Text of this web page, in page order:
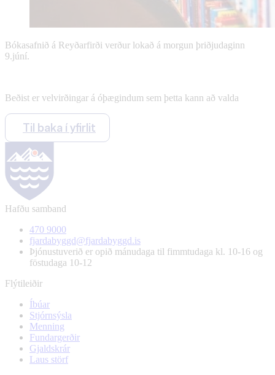
Bókasafnið á Reyðarfirði verður lokað á morgun þriðjudaginn
9.júní.
Beðist er velvirðingar á óþægindum sem þetta kann að valda
Til baka í yfirlit
Hafðu samband
470 9000
fjardabyggd@fjardabyggd.is
Þjónustuverið er opið mánudaga til fimmtudaga kl. 10-16 og
föstudaga 10-12
Flýtileiðir
Íbúar
Stjórnsýsla
Menning
Fundargerðir
Gjaldskrár
Laus störf